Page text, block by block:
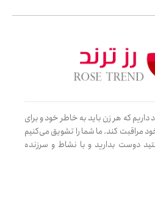
داریم که هر زن باید به خاطر خود و برای
مراقبت کند. ما شما را تشویق می‌کنیم
دوست بدارید و با نشاط و سرزنده